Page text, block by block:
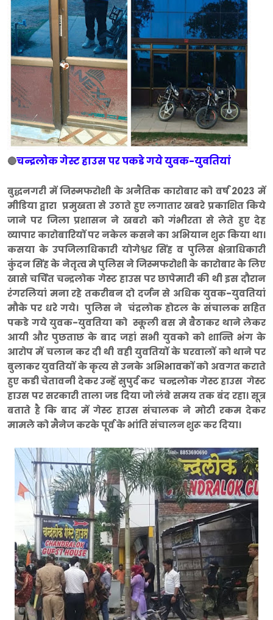
🔴चन्द्रलोक गेस्ट हाउस पर पकडे गये युवक-युवतियां
बुद्धनगरी में जिस्मफरोशी के अनैतिक कारोबार को वर्ष 2023 में
मीडिया द्वारा प्रमुखता से उठाते हुए लगातार खबरे प्रकाशित किये
जाने पर जिला प्रशासन ने खबरो को गंभीरता से लेते हुए देह
व्यापार कारोबारियों पर नकेल कसने का अभियान शुरू किया था।
कसया के उपजिलाधिकारी योगेश्वर सिंह व पुलिस क्षेत्राधिकारी
कुंदन सिंह के नेतृत्व मे पुलिस ने जिस्मफरोशी के कारोबार के लिए
खासे चर्चित चन्द्रलोक गेस्ट हाउस पर छापेमारी की थी इस दौरान
रंगरलियां मना रहे तकरीबन दो दर्जन से अधिक युवक-युवतियां
मौके पर धरे गये। पुलिस ने चंद्रलोक होटल के संचालक सहित
पकडे गये युवक-युवतिया को स्कूली बस मे बैठाकर थाने लेकर
आयी और पुछताछ के बाद जहां सभी युवको को शान्ति भंग के
आरोप में चलान कर दी थी वही युवतियों के घरवालों को थाने पर
बुलाकर युवतियों के कृत्य से उनके अभिभावकों को अवगत कराते
हुए कडी चेतावनी देकर उन्हें सुपुर्द कर चन्द्रलोक गेस्ट हाउस गेस्ट
हाउस पर सरकारी ताला जड दिया जो लंबे समय तक बंद रहा। सूत्र
बताते है कि बाद में गेस्ट हाउस संचालक ने मोटी रकम देकर
मामले को मैनेज करके पूर्व के भांति संचालन शुरू कर दिया।